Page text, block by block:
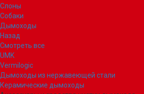
Слоны
Собаки
Дымоходы
Назад
Смотреть все
UMK
Vermilogic
Дымоходы из нержавеющей стали
Керамические дымоходы